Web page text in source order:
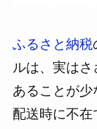
ふるさと納税
ルは、実は
あることが少
配送時に不在